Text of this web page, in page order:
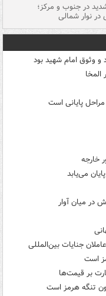
در جنوب و مرکز؛
در نوار شمالی
وثوق امام شهید بود
المخا
پایانی است
خارجه
می‌یابد
در میان آوار
جنایات بین‌المللی
است
بر قیمت‌ها
تنگه هرمز است